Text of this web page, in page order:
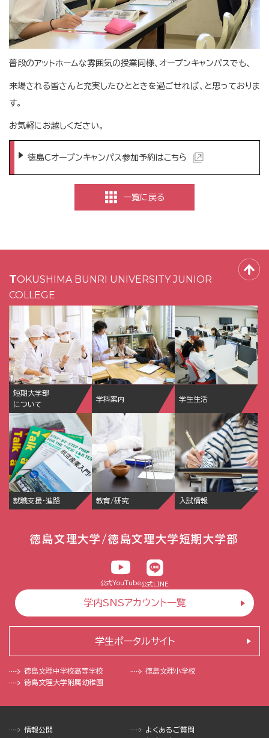
普段のアットホームな雰囲気の授業同様、オープンキャンパスでも、
来場される皆さんと充実したひとときを過ごせれば、と思っておりま
す。
お気軽にお越しください。
徳島Cオープンキャンパス参加予約はこちら
一覧に戻る
TOKUSHIMA BUNRI UNIVERSITY JUNIOR
COLLEGE
短期大学部
について
学科案内 学生生活
就職支援・進路 教育/研究 入試情報
徳島文理大学/徳島文理大学短期大学部
公式YouTube公式LINE
学内SNSアカウント一覧
徳島文理中学校高等学校
徳島文理小学校
徳島文理大学附属幼稚園
学生ポータルサイト
情報公開
よくあるご質問